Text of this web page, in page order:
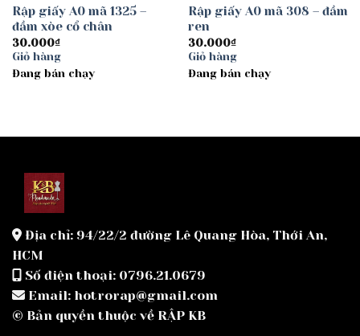
Rập giấy A0 mã 1325 –
đầm xòe cổ chân
30.000₫
Giỏ hàng
Đang bán chạy
Rập giấy A0 mã 308 – đầm
ren
30.000₫
Giỏ hàng
Đang bán chạy
Địa chỉ: 94/22/2 đường Lê Quang Hòa, Thới An,
HCM
Số điện thoại: 0796.21.0679
Email: hotrorap@gmail.com
© Bản quyền thuộc về RẬP KB